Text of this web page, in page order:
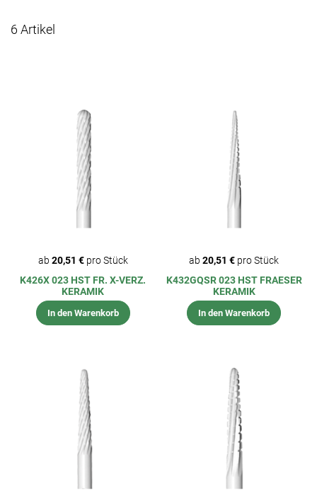
6 Artikel
ab 20,51 €pro Stück
K426X 023 HST FR. X-VERZ.
KERAMIK
In den Warenkorb
ab20,51 € pro Stück
K432GQSR 023 HST FRAESER
KERAMIK
In den Warenkorb